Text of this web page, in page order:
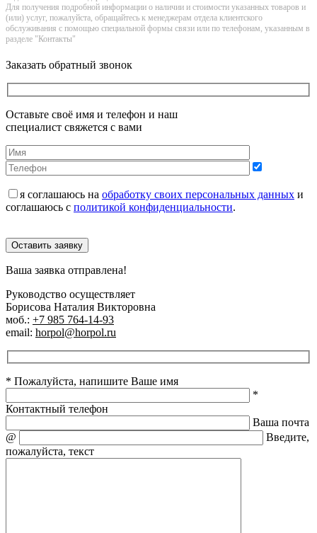
Для получения подробной информации о наличии и стоимости указанных товаров и
(или) услуг, пожалуйста, обращайтесь к менеджерам отдела клиентского
обслуживания с помощью специальной формы связи или по телефонам, указанным в
разделе "Контакты"
Заказать обратный звонок
Оставьте своё имя и телефон и наш
специалист свяжется с вами
я соглашаюсь на обработку своих персональных данных и
соглашаюсь с политикой конфиденциальности.
Оставить заявку
Ваша заявка отправлена!
Руководство осуществляет
Борисова Наталия Викторовна
моб.: +7 985 764-14-93
email: horpol@horpol.ru
* Пожалуйста, напишите Ваше имя
*
Контактный телефон
Ваша почта
@
Введите,
пожалуйста, текст